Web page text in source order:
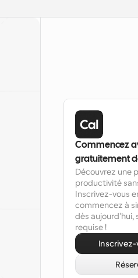
Commencez
gratuitement
Découvrez une
productivité
Inscrivez-vous
commencez à
dès aujourd'hui,
requise !